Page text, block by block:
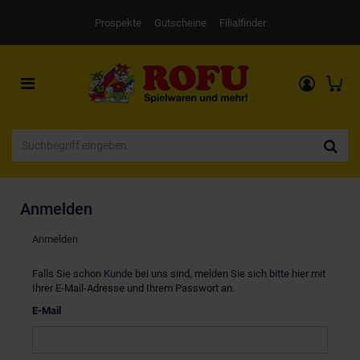
Prospekte Gutscheine Filialfinder
Toggle
navigation
Anmelden
Anmelden
Falls Sie schon Kunde bei uns sind, melden Sie sich bitte hier mit
Ihrer E-Mail-Adresse und Ihrem Passwort an.
E-Mail